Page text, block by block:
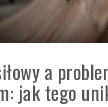
a
jak tego